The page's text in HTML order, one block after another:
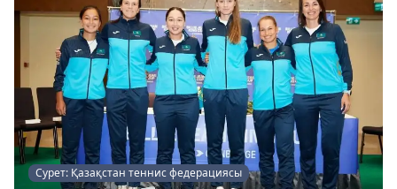
Сурет: Қазақстан теннис федерациясы